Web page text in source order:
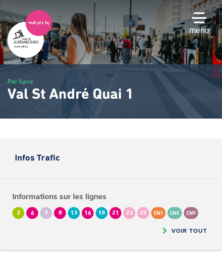
Passer
au
contenu
principal
menu
Par ligne
Val St André Quai 1
Infos Trafic
Informations sur les lignes
2 6 7 8 13 16 18 21 23 25 CN1 CN2 CN5
VOIR TOUT